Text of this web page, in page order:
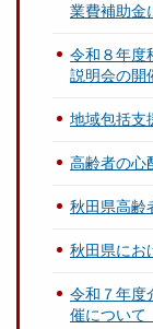
業費補助金
令和８年度
説明会の開
地域包括支
高齢者の心
秋田県高齢
秋田県にお
令和７年度
催について